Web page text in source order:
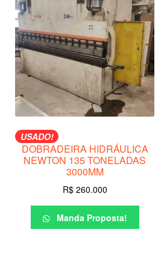
USADO!
DOBRADEIRA HIDRÁULICA
NEWTON 135 TONELADAS
3000MM
R$260.000
Manda Proposta!